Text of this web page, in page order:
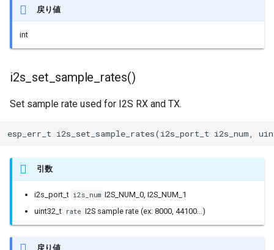
gen_esp32part::InputError
戻り値
int
i2s_set_sample_rates()
Set sample rate used for I2S RX and TX.
esp_err_t i2s_set_sample_rates(i2s_port_t i2s_num,
引数
i2s_port_t i2s_num I2S_NUM_0, I2S_NUM_1
uint32_t rate I2S sample rate (ex: 8000, 44100...)
戻り値